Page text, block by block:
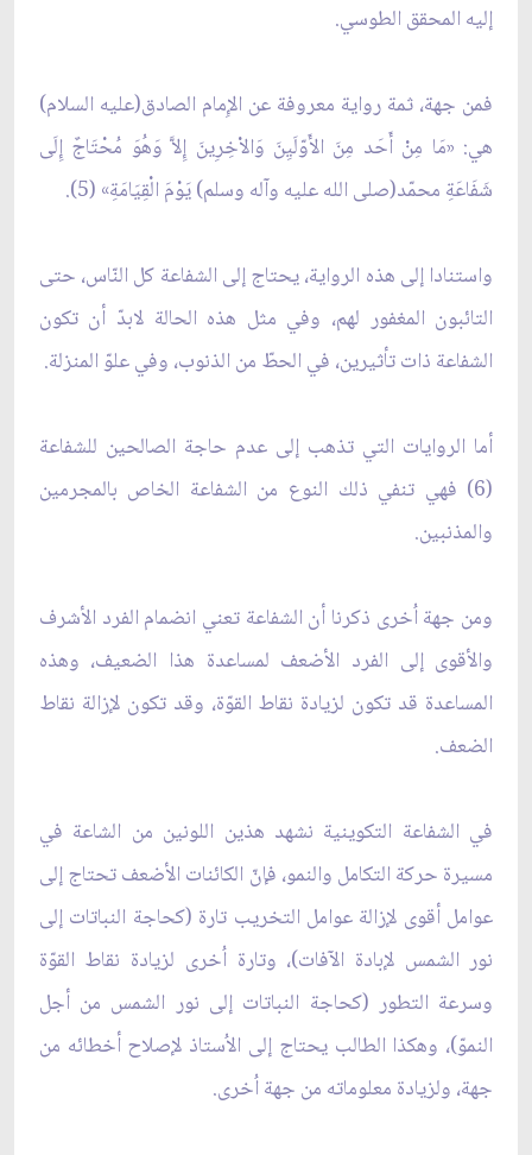
إليه المحقق الطوسي.
فمن جهة، ثمة رواية معروفة عن الإِمام الصادق(عليه السلام)
هي: «مَا مِنْ أَحَد مِنَ الأَوّلَيِنَ وَالاْخِرِينَ إِلاَّ وَهُوَ مُحْتَاجٌ إِلَى
شَفَاعَةِ محمّد(صلى الله عليه وآله وسلم) يَوْمَ الْقِيَامَةِ» (5).
واستنادا إلى هذه الرواية، يحتاج إلى الشفاعة كل النّاس، حتى
التائبون المغفور لهم، وفي مثل هذه الحالة لابدّ أن تكون
الشفاعة ذات تأثيرين، في الحطّ من الذنوب، وفي علوّ المنزلة.
أما الروايات التي تذهب إلى عدم حاجة الصالحين للشفاعة
(6) فهي تنفي ذلك النوع من الشفاعة الخاص بالمجرمين
والمذنبين.
ومن جهة اُخرى ذكرنا أن الشفاعة تعني انضمام الفرد الأشرف
والأقوى إلى الفرد الأضعف لمساعدة هذا الضعيف، وهذه
المساعدة قد تكون لزيادة نقاط القوّة، وقد تكون لإزالة نقاط
الضعف.
في الشفاعة التكوينية نشهد هذين اللونين من الشاعة في
مسيرة حركة التكامل والنمو، فإنّ الكائنات الأضعف تحتاج إلى
عوامل أقوى لإزالة عوامل التخريب تارة (كحاجة النباتات إلى
نور الشمس لإبادة الآفات)، وتارة اُخرى لزيادة نقاط القوّة
وسرعة التطور (كحاجة النباتات إلى نور الشمس من أجل
النموّ)، وهكذا الطالب يحتاج إلى الاُستاذ لإصلاح أخطائه من
جهة، ولزيادة معلوماته من جهة اُخرى.